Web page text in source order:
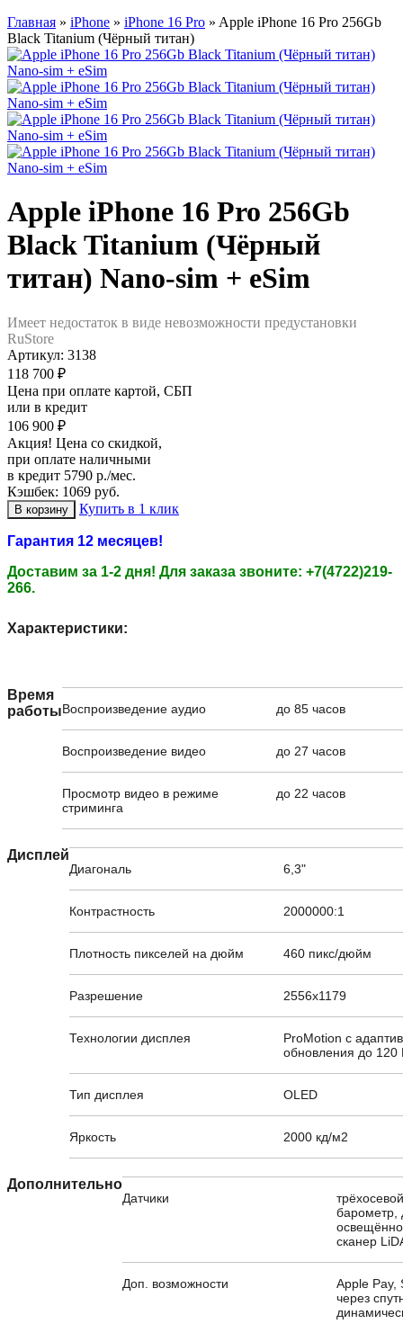
Главная » iPhone » iPhone 16 Pro » Apple iPhone 16 Pro 256Gb
Black Titanium (Чёрный титан)
Apple iPhone 16 Pro 256Gb
Black Titanium (Чёрный
титан) Nano-sim + eSim
Имеет недостаток в виде невозможности предустановки
RuStore
Артикул: 3138
118 700 ₽
Цена при оплате картой, СБП
или в кредит
106 900 ₽
Акция! Цена со скидкой,
при оплате наличными
в кредит 5790 р./мес.
Кэшбек: 1069 руб.
Купить в 1 клик
Гарантия 12 месяцев!
Доставим за 1-2 дня! Для заказа звоните: +7(4722)219-
266.
Характеристики:
Время
работыВоспроизведение аудио до 85 часов
Воспроизведение видео до 27 часов
Просмотр видео в режиме
стриминга
до 22 часов
Дисплей
Диагональ 6,3"
Контрастность 2000000:1
Плотность пикселей на дюйм 460 пикс/дюйм
Разрешение 2556x1179
Технологии дисплея
ProMotion с
обновления до 120
Тип дисплея OLED
Яркость 2000 кд/м2
Дополнительно
Датчики
барометр,
сканер
Доп. возможности
Apple Pay,
через